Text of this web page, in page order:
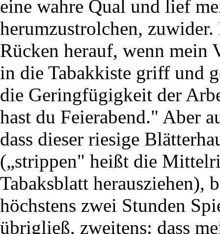
eine wahre Qual und lief
herumzustrolchen,
Rücken herauf, wenn mein
in die Tabakkiste griff und
die Geringfügigkeit der
hast du Feierabend." Aber
dass dieser riesige
(„strippen" heißt die
Tabaksblatt herausziehen),
höchstens zwei Stunden
übrigließ, zweitens: dass